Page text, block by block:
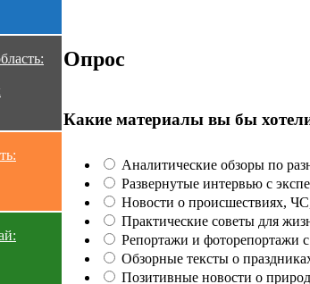
Опрос
Какие материалы вы бы
Аналитические обзоры по
Развернутые интервью с
Новости о происшествиях,
Практические советы для
Репортажи и фоторепортажи
Обзорные тексты о
Позитивные новости о